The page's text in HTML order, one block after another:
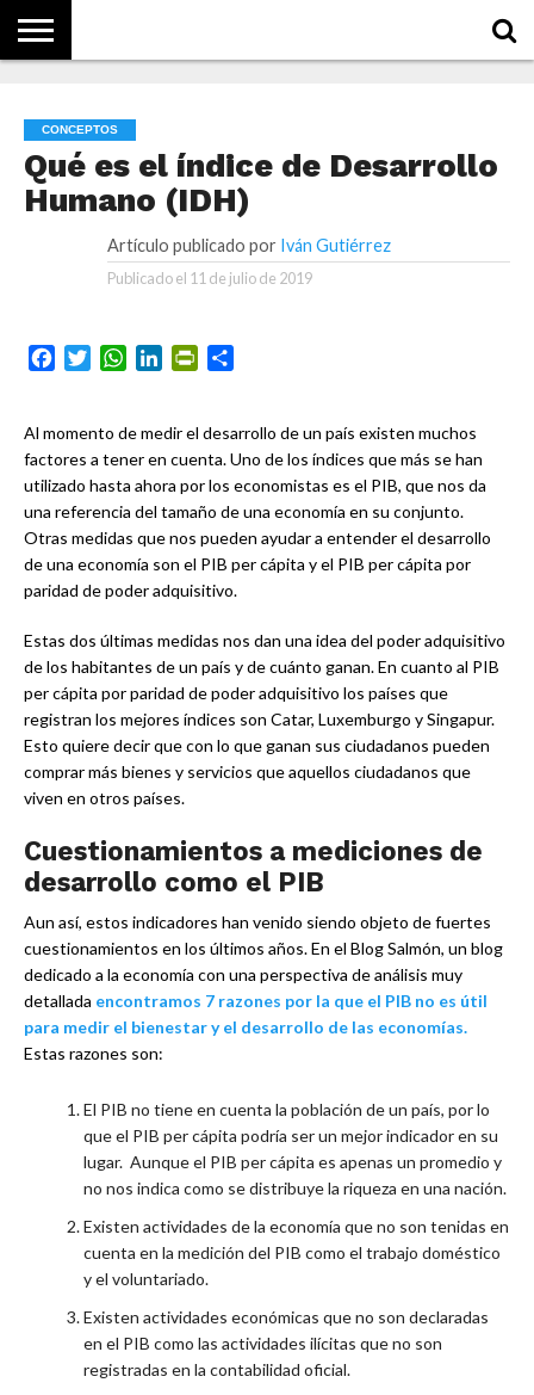
QUÉ
SE
TRATA
ESTO?
CONCEPTOS
Qué es el índice de Desarrollo
Humano (IDH)
Artículo publicado por Iván Gutiérrez
Publicado el 11 de julio de 2019
Facebook
TwitterWhatsApp
LinkedInPrintFriendly
Al momento de medir el desarrollo de un país existen muchos
factores a tener en cuenta. Uno de los índices que más se han
utilizado hasta ahora por los economistas es el PIB, que nos da
una referencia del tamaño de una economía en su conjunto.
Otras medidas que nos pueden ayudar a entender el desarrollo
de una economía son el PIB per cápita y el PIB per cápita por
paridad de poder adquisitivo.
Estas dos últimas medidas nos dan una idea del poder adquisitivo
de los habitantes de un país y de cuánto ganan. En cuanto al PIB
per cápita por paridad de poder adquisitivo los países que
registran los mejores índices son Catar, Luxemburgo y Singapur.
Esto quiere decir que con lo que ganan sus ciudadanos pueden
comprar más bienes y servicios que aquellos ciudadanos que
viven en otros países.
Cuestionamientos a mediciones de
desarrollo como el PIB
Aun así, estos indicadores han venido siendo objeto de fuertes
cuestionamientos en los últimos años. En el Blog Salmón, un blog
dedicado a la economía con una perspectiva de análisis muy
detallada encontramos 7 razones por la que el PIB no es útil
para medir el bienestar y el desarrollo de las economías.
Estas razones son:
El PIB no tiene en cuenta la población de un país, por lo
que el PIB per cápita podría ser un mejor indicador en su
lugar. Aunque el PIB per cápita es apenas un promedio y
no nos indica como se distribuye la riqueza en una nación.
Existen actividades de la economía que no son tenidas en
cuenta en la medición del PIB como el trabajo doméstico
y el voluntariado.
Existen actividades económicas que no son declaradas
en el PIB como las actividades ilícitas que no son
registradas en la contabilidad oficial.